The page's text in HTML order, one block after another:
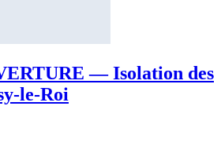
— Isolation des
le-Roi